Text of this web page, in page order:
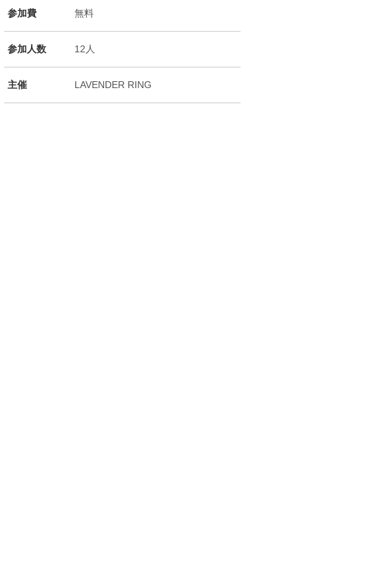
参加費 無料
参加人数 12人
主催 LAVENDER RING